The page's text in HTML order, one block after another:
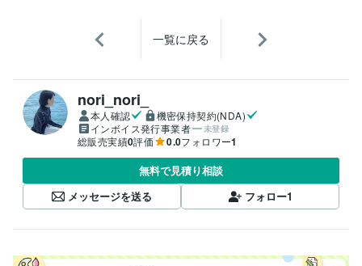
一覧に戻る
nori_nori_
本人確認
機密保持契約(NDA)
インボイス発行事業者
未登録
総販売実績0評価 0.0フォロワー1
無料で見積り相談
メッセージを送る
フォロー1